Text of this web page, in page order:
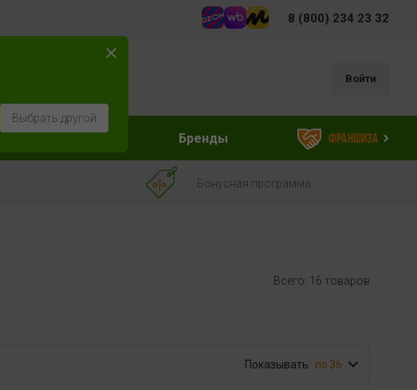
8 (800) 234 23 32
Войти
Бренды Франшиза
Бонусная программа
Всего: 16 товаров
Показывать 36
Выбрать другой